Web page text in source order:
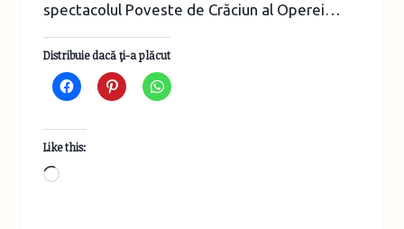
spectacolul Poveste de Crăciun al Operei…
Distribuie dacă ţi-a plăcut
Like this:
Loading…